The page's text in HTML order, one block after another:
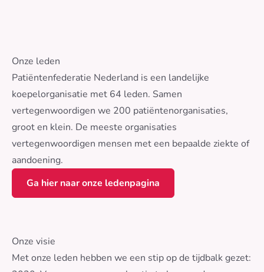
Onze leden
Patiëntenfederatie Nederland is een landelijke
koepelorganisatie met 64 leden. Samen
vertegenwoordigen we 200 patiëntenorganisaties,
groot en klein. De meeste organisaties
vertegenwoordigen mensen met een bepaalde ziekte of
aandoening.
Ga hier naar onze ledenpagina
Onze visie
Met onze leden hebben we een stip op de tijdbalk gezet: